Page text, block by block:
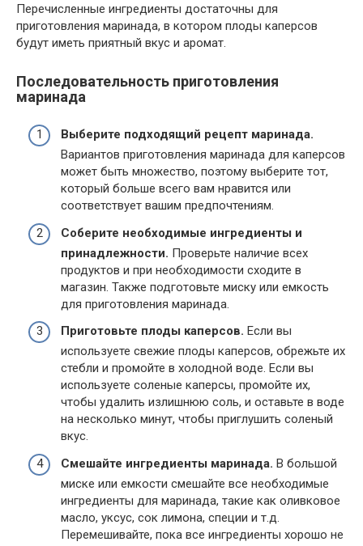
Перечисленные ингредиенты достаточны для
приготовления маринада, в котором плоды каперсов
будут иметь приятный вкус и аромат.
Последовательность приготовления
маринада
Выберите подходящий рецепт маринада.
Вариантов приготовления маринада для каперсов
может быть множество, поэтому выберите тот,
который больше всего вам нравится или
соответствует вашим предпочтениям.
Соберите необходимые ингредиенты и
принадлежности. Проверьте наличие всех
продуктов и при необходимости сходите в
магазин. Также подготовьте миску или емкость
для приготовления маринада.
Приготовьте плоды каперсов. Если вы
используете свежие плоды каперсов, обрежьте их
стебли и промойте в холодной воде. Если вы
используете соленые каперсы, промойте их,
чтобы удалить излишнюю соль, и оставьте в воде
на несколько минут, чтобы приглушить соленый
вкус.
Смешайте ингредиенты маринада. В большой
миске или емкости смешайте все необходимые
ингредиенты для маринада, такие как оливковое
масло, уксус, сок лимона, специи и т.д.
Перемешивайте, пока все ингредиенты хорошо не